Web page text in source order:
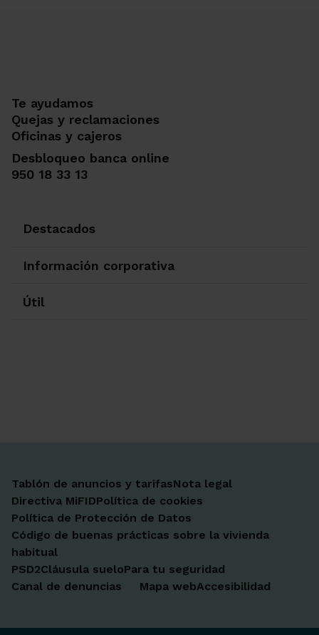
Te ayudamos
Quejas y reclamaciones
Oficinas y cajeros
Desbloqueo banca online
950 18 33 13
Destacados
Información corporativa
Útil
Tablón de anuncios y tarifasNota legal
Directiva MiFIDPolítica de cookies
Política de Protección de Datos
Código de buenas prácticas sobre la vivienda
habitual
PSD2Cláusula sueloPara tu seguridad
Canal de denuncias
Mapa webAccesibilidad